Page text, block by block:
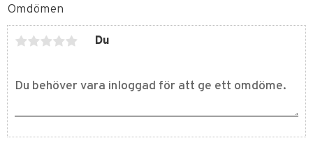
Omdömen
Du